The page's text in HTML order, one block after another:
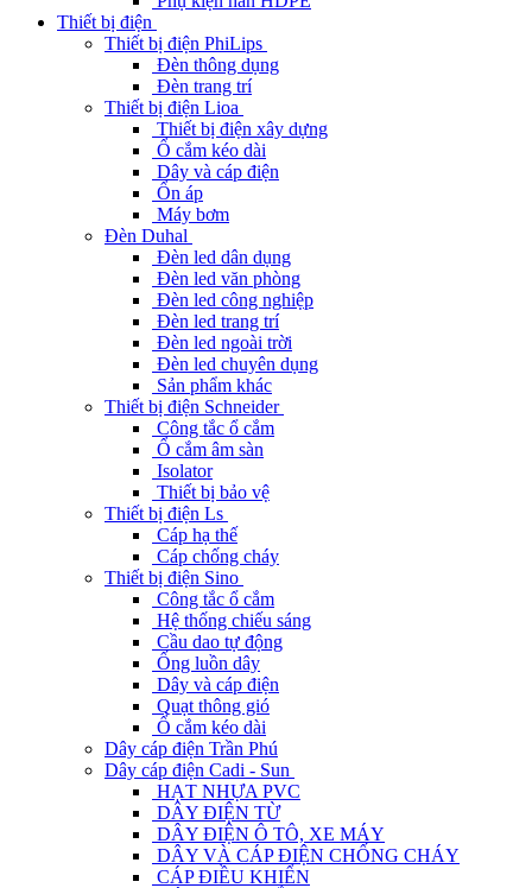
Thiết bị điện
Thiết bị điện PhiLips
Đèn thông dụng
Đèn trang trí
Thiết bị điện Lioa
Thiết bị điện xây dựng
Ổ cắm kéo dài
Dây và cáp điện
Ổn áp
Máy bơm
Đèn Duhal
Đèn led dân dụng
Đèn led văn phòng
Đèn led công nghiệp
Đèn led trang trí
Đèn led ngoài trời
Đèn led chuyên dụng
Sản phẩm khác
Thiết bị điện Schneider
Công tắc ổ cắm
Ổ cắm âm sàn
Isolator
Thiết bị bảo vệ
Thiết bị điện Ls
Cáp hạ thế
Cáp chống cháy
Thiết bị điện Sino
Công tắc ổ cắm
Hệ thống chiếu sáng
Cầu dao tự động
Ống luồn dây
Dây và cáp điện
Quạt thông gió
Ổ cắm kéo dài
Dây cáp điện Trần Phú
Dây cáp điện Cadi - Sun
HẠT NHỰA PVC
DÂY ĐIỆN TỪ
DÂY ĐIỆN Ô TÔ, XE MÁY
DÂY VÀ CÁP ĐIỆN CHỐNG CHÁY
CÁP ĐIỀU KHIỂN